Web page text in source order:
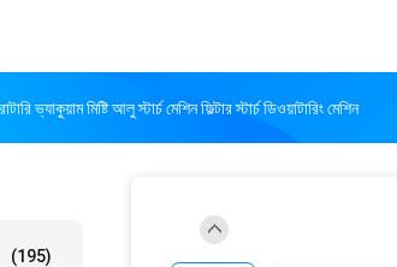
ভ্যাকুয়াম মিষ্টি আলু স্টার্চ মেশিন ফিল্টার স্টার্চ ডিওয়াটারিং মেশিন
(195)